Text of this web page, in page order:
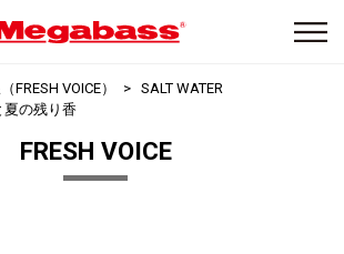
FRESH VOICE）
SALT WATER
の残り香
FRESH VOICE